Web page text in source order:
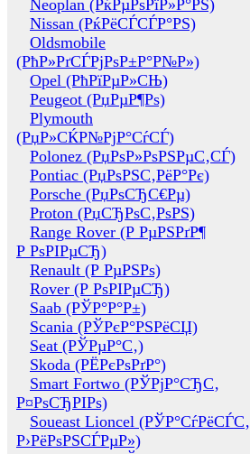
Neoplan (РќРµРѕРїР»Р°РЅ)
Nissan (РќРёСЃСЃР°РЅ)
Oldsmobile
(РћР»РґСЃРјРѕР±Р°Р№Р»)
Opel (РћРїРµР»СЊ)
Peugeot (РџРµР¶Рѕ)
Plymouth
(РџР»СЌР№РјР°СѓСЃ)
Polonez (РџРѕР»РѕРЅРµС‚СЃ)
Pontiac (РџРѕРЅС‚РёР°Рє)
Porsche (РџРѕСЂС€Рµ)
Proton (РџСЂРѕС‚РѕРЅ)
Range Rover (Р РµРЅРґР¶
Р РѕРІРµСЂ)
Renault (Р РµРЅРѕ)
Rover (Р РѕРІРµСЂ)
Saab (РЎР°Р°Р±)
Scania (РЎРєР°РЅРёСЏ)
Seat (РЎРµР°С‚)
Skoda (РЁРєРѕРґР°)
Smart Fortwo (РЎРјР°СЂС‚
Р¤РѕСЂРІРѕ)
Soueast Lioncel (РЎР°СѓРёСЃС‚
Р›РёРѕРЅСЃРµР»)